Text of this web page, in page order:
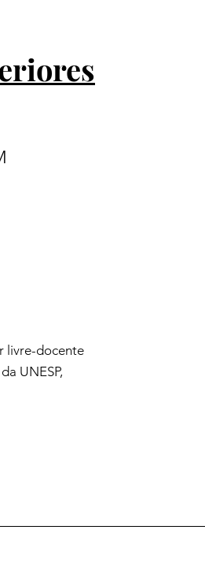
livre-docente
UNESP,